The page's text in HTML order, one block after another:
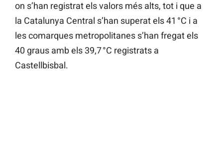
on s’han registrat els valors més alts, tot i que a
la Catalunya Central s’han superat els 41 °C i a
les comarques metropolitanes s’han fregat els
40 graus amb els 39,7 °C registrats a
Castellbisbal.